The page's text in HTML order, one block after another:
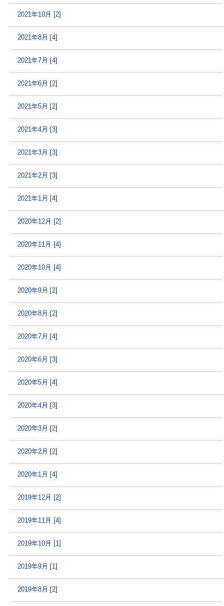
2021年10月 [2]
2021年8月 [4]
2021年7月 [4]
2021年6月 [2]
2021年5月 [2]
2021年4月 [3]
2021年3月 [3]
2021年2月 [3]
2021年1月 [4]
2020年12月 [2]
2020年11月 [4]
2020年10月 [4]
2020年9月 [2]
2020年8月 [2]
2020年7月 [4]
2020年6月 [3]
2020年5月 [4]
2020年4月 [3]
2020年3月 [2]
2020年2月 [2]
2020年1月 [4]
2019年12月 [2]
2019年11月 [4]
2019年10月 [1]
2019年9月 [1]
2019年8月 [2]